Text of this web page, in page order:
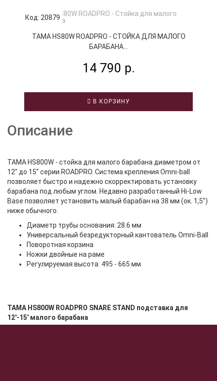
Код: 20879
TAMA HS80W ROADPRO - СТОЙКА ДЛЯ МАЛОГО
БАРАБАНА...
14 790 р.
В КОРЗИНУ
Описание
TAMA HS800W - стойка для малого барабана диаметром от
12" до 15" серии ROADPRO. Система крепления Omni-ball
позволяет быстро и надежно скорректировать установку
барабана под любым углом. Недавно разработанный Hi-Low
Base позволяет установить малый барабан на 38 мм (ок. 1,5")
ниже обычного.
Диаметр трубы основания: 28.6 мм
Универсальный безредукторный кантователь Omni-Ball
Поворотная корзина
Ножки двойные на раме
Регулируемая высота: 495 - 665 мм
TAMA HS800W ROADPRO SNARE STAND подставка для
12'-15' малого барабана